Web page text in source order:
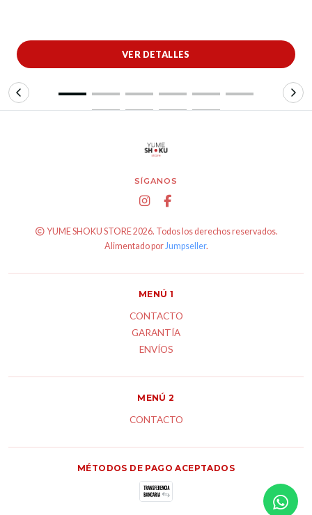
VER DETALLES
SÍGANOS
YUME SHOKU STORE 2026. Todos los derechos reservados.
Alimentado porJumpseller.
MENÚ 1
CONTACTO
GARANTÍA
ENVÍOS
MENÚ 2
CONTACTO
MÉTODOS DE PAGO ACEPTADOS